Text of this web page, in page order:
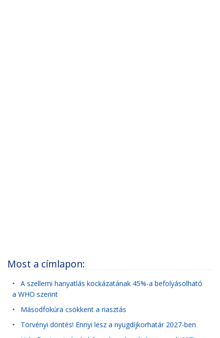
Most a címlapon:
• A szellemi hanyatlás kockázatának 45%-a befolyásolható
a WHO szerint
• Másodfokúra csökkent a riasztás
• Törvényi döntés! Ennyi lesz a nyugdíjkorhatár 2027-ben